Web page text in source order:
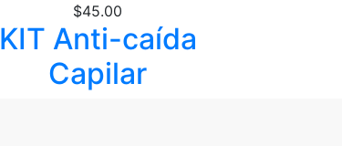
$45.00
KIT Anti-caída
Capilar